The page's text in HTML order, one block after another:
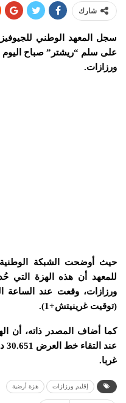
شارك
على سلم “ريشتر” صباح اليوم
ورزازات.
حيث أوضحت الشبكة الوطنية
للمعهد أن هذه الهزة التي
(توقيت غرينيتش+1).
غربا.
إقليم ورزازات هزة أرضية